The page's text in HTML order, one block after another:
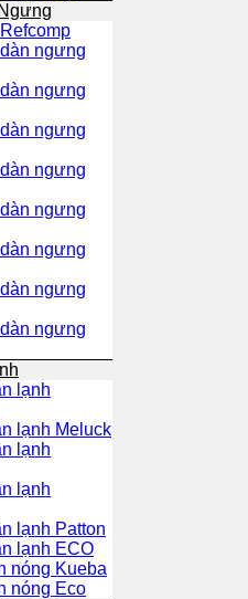
ngưng
ngưng
ngưng
ngưng
ngưng
ngưng
ngưng
ngưng
lạnh
lạnh Meluck
lạnh
lạnh
lạnh Patton
lạnh ECO
nóng Kueba
nóng Eco